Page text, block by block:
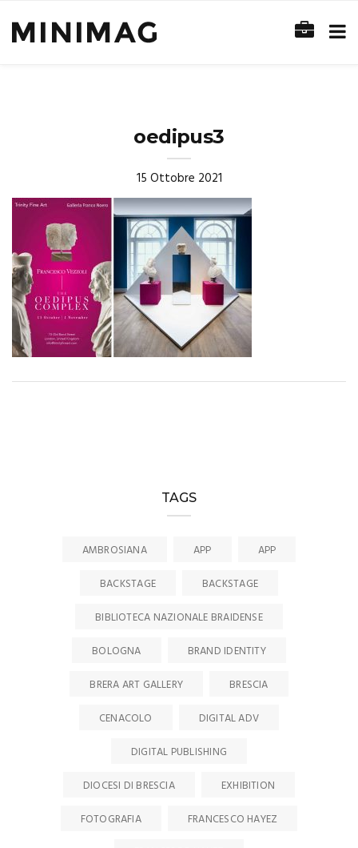
oedipus3
15 Ottobre 2021
TAGS
AMBROSIANA APP
APP
BACKSTAGE
BACKSTAGE
BIBLIOTECA NAZIONALE BRAIDENSE
BOLOGNA
BRAND IDENTITY
BRERA ART GALLERY
BRESCIA
CENACOLO
DIGITAL ADV
DIGITAL PUBLISHING
DIOCESI DI BRESCIA
EXHIBITION
FOTOGRAFIA
FRANCESCO HAYEZ